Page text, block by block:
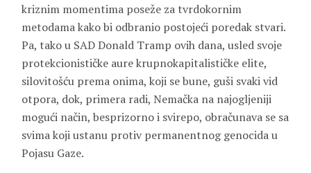
kriznim momentima poseže za tvrdokornim
metodama kako bi odbranio postojeći poredak stvari.
Pa, tako u SAD Donald Tramp ovih dana, usled svoje
protekcionističke aure krupnokapitalističke elite,
silovitošću prema onima, koji se bune, guši svaki vid
otpora, dok, primera radi, Nemačka na najogljeniji
mogući način, besprizorno i svirepo, obračunava se sa
svima koji ustanu protiv permanentnog genocida u
Pojasu Gaze.